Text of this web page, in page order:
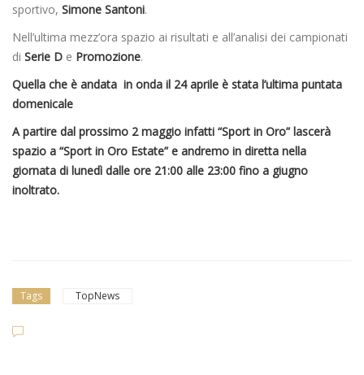
sportivo, Simone Santoni.
Nell’ultima mezz’ora spazio ai risultati e all’analisi dei campionati
di Serie D e Promozione.
Quella che è andata in onda il 24 aprile è stata l’ultima puntata
domenicale
A partire dal prossimo 2 maggio infatti “Sport in Oro” lascerà
spazio a “Sport in Oro Estate” e andremo in diretta nella
giornata di lunedì dalle ore 21:00 alle 23:00 fino a giugno
inoltrato.
Tags TopNews